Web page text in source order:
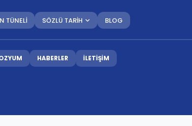
TÜNELİ SÖZLÜ TARİH BLOG
HABERLER İLETİŞİM